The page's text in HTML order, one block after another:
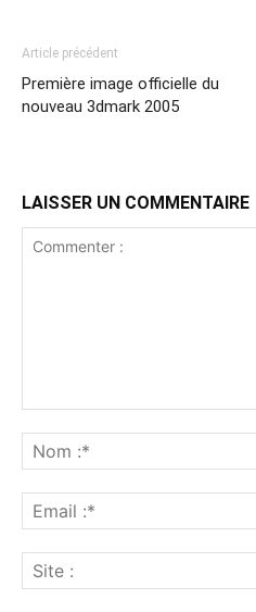
Article précédent
Première image officielle du
nouveau 3dmark 2005
LAISSER UN COMMENTAIRE